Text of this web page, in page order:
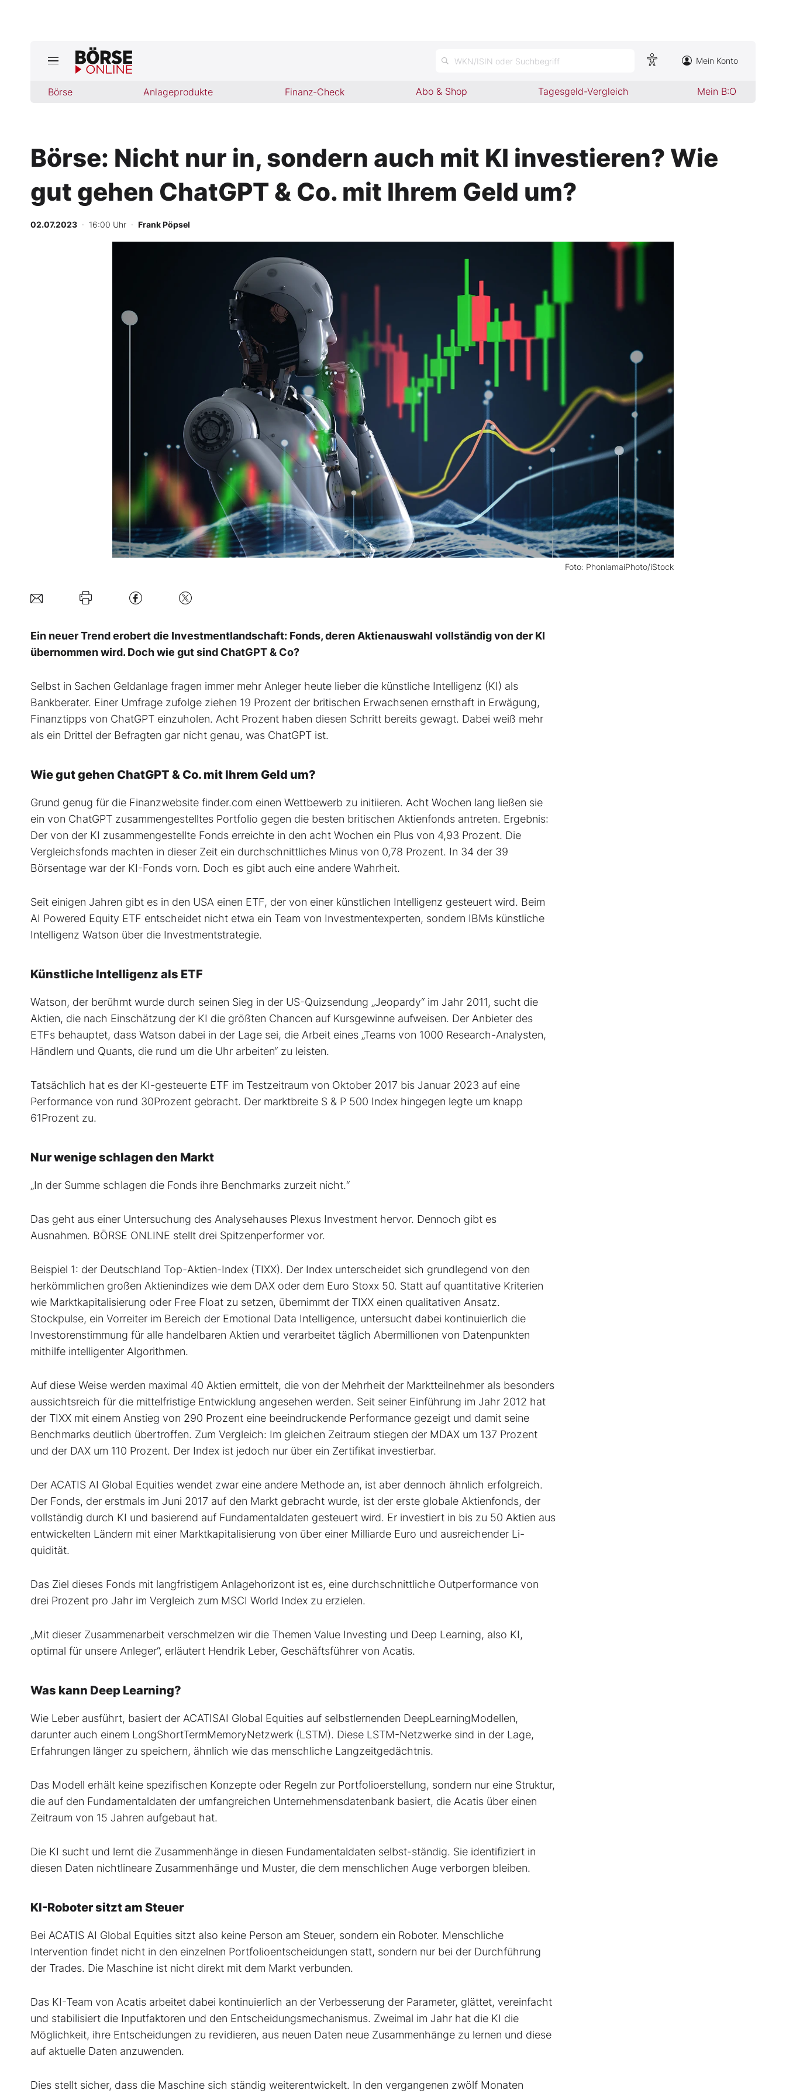
WKN/ISIN oder Suchbegriff Mein Konto
Börse Anlageprodukte Finanz-Check Abo & Shop Tagesgeld-Vergleich Mein B:O
Jetzt aktuelle Ausgabe BÖRSE ONLINE lesen
Anlageprodukte
Finanz-Check
Mein B:O
Börse: Nicht nur in, sondern auch mit KI investieren? Wie
gut gehen ChatGPT & Co. mit Ihrem Geld um?
02.07.2023 · 16:00 Uhr · Frank Pöpsel
Foto: PhonlamaiPhoto/iStock
Ein neuer Trend erobert die Investmentlandschaft: Fonds, deren Aktienauswahl vollständig von der KI
übernommen wird. Doch wie gut sind ChatGPT & Co?
Selbst in Sachen Geldanlage fragen immer mehr Anleger heute lieber die künstliche Intelligenz (KI) als
Bankberater. Einer Umfrage zufolge ziehen 19 Prozent der britischen Erwachsenen ernsthaft in Erwägung,
Finanztipps von ChatGPT einzuholen. Acht Prozent haben diesen Schritt bereits gewagt. Dabei weiß mehr
als ein Drittel der Befragten gar nicht genau, was ChatGPT ist.
Wie gut gehen ChatGPT & Co. mit Ihrem Geld um?
Grund genug für die Finanzwebsite finder.com einen Wettbewerb zu initiieren. Acht Wochen lang ließen sie
ein von ChatGPT zusammengestelltes Portfolio gegen die besten britischen Aktienfonds antreten. Ergebnis:
Der von der KI zusammengestellte Fonds erreichte in den acht Wochen ein Plus von 4,93 Prozent. Die
Vergleichsfonds machten in dieser Zeit ein durchschnittliches Minus von 0,78 Prozent. In 34 der 39
Börsentage war der KI-Fonds vorn. Doch es gibt auch eine andere Wahrheit.
Seit einigen Jahren gibt es in den USA einen ETF, der von einer künstlichen Intelligenz gesteuert wird. Beim
AI Powered Equity ETF entscheidet nicht etwa ein Team von Investmentexperten, sondern IBMs künstliche
Intelligenz Watson über die Investmentstrategie.
Künstliche Intelligenz als ETF
Watson, der berühmt wurde durch seinen Sieg in der US-Quizsendung „Jeopardy“ im Jahr 2011, sucht die
Aktien, die nach Einschätzung der KI die größten Chancen auf Kursgewinne aufweisen. Der Anbieter des
ETFs behauptet, dass Watson dabei in der Lage sei, die Arbeit eines „Teams von 1000 Research-Analysten,
Händlern und Quants, die rund um die Uhr arbeiten“ zu leisten.
Tatsächlich hat es der KI-gesteuerte ETF im Testzeitraum von Oktober 2017 bis Januar 2023 auf eine
Performance von rund 30Prozent gebracht. Der marktbreite S & P 500 Index hingegen legte um knapp
61Prozent zu.
Nur wenige schlagen den Markt
„In der Summe schlagen die Fonds ihre Benchmarks zurzeit nicht.“
Das geht aus einer Untersuchung des Analysehauses Plexus Investment hervor. Dennoch gibt es
Ausnahmen. BÖRSE ONLINE stellt drei Spitzenperformer vor.
Beispiel 1: der Deutschland Top-Aktien-Index (TIXX). Der Index unterscheidet sich grundlegend von den
herkömmlichen großen Aktienindizes wie dem DAX oder dem Euro Stoxx 50. Statt auf quantitative Kriterien
wie Marktkapitalisierung oder Free Float zu setzen, übernimmt der TIXX einen qualitativen Ansatz.
Stockpulse, ein Vorreiter im Bereich der Emotional Data Intelligence, untersucht dabei kontinuier­lich die
Investorenstimmung für alle han­delbaren Aktien und verarbeitet täglich Abermillionen von Datenpunkten
mithilfe intelligenter Algorithmen.
Auf diese Weise werden maximal 40 Aktien ermittelt, die von der Mehrheit der Marktteilnehmer als besonders
aussichtsreich für die mittel­fristige Entwicklung angesehen werden. Seit seiner Einführung im Jahr 2012 hat
der TIXX mit einem Anstieg von 290 Pro­zent eine beeindruckende Performance gezeigt und damit seine
Benchmarks deutlich übertroffen. Zum Vergleich: Im gleichen Zeitraum stiegen der MDAX um 137 Prozent
und der DAX um 110 Prozent. Der Index ist jedoch nur über ein Zertifi­kat investierbar.
Der ACATIS AI Global Equities wendet zwar eine andere Methode an, ist aber dennoch ähnlich erfolgreich.
Der Fonds, der erstmals im Juni 2017 auf den Markt gebracht wurde, ist der erste globale Ak­tienfonds, der
vollständig durch KI und basierend auf Fundamentaldaten ge­steuert wird. Er investiert in bis zu 50 Aktien aus
entwickelten Ländern mit ei­ner Marktkapitalisierung von über einer Milliarde Euro und ausreichender Li­
quidität.
Das Ziel dieses Fonds mit lang­fristigem Anlagehorizont ist es, eine durchschnittliche Outperformance von
drei Prozent pro Jahr im Vergleich zum MSCI World Index zu erzielen.
„Mit die­ser Zusammenarbeit verschmelzen wir die Themen Value Investing und Deep Learning, also KI,
optimal für unsere Anleger“, erläutert Hendrik Leber, Ge­schäftsführer von Acatis.
Was kann Deep Learning?
Wie Leber ausführt, basiert der ACATISAI Global Equities auf selbstlernenden Deep­Learning­Modellen,
darunter auch einem Long­Short­Term­Memory­Netz­werk (LSTM). Diese LSTM-Netzwerke sind in der Lage,
Erfahrungen länger zu speichern, ähnlich wie das menschliche Langzeitgedächtnis.
Das Modell erhält keine spezifischen Konzepte oder Regeln zur Portfolioerstellung, sondern nur eine Struktur,
die auf den Fundamentaldaten der umfangreichen Unternehmensdatenbank basiert, die Acatis über einen
Zeitraum von 15 Jahren aufgebaut hat.
Die KI sucht und lernt die Zusammenhänge in diesen Fundamentaldaten selbst-ständig. Sie identifiziert in
diesen Daten nichtlineare Zusammenhänge und Muster, die dem menschlichen Auge verborgen bleiben.
KI-Roboter sitzt am Steuer
Bei ACATIS AI Global Equities sitzt also keine Person am Steuer, sondern ein Roboter. Menschliche
Intervention findet nicht in den einzelnen Portfolioentscheidungen statt, sondern nur bei der Durchführung
der Trades. Die Maschine ist nicht direkt mit dem Markt verbunden.
Das KI-Team von Acatis arbeitet dabei kontinuierlich an der Verbesserung der Parameter, glättet, vereinfacht
und stabilisiert die Inputfaktoren und den Entscheidungsmechanismus. Zweimal im Jahr hat die KI die
Möglichkeit, ihre Entscheidungen zu revidieren, aus neuen Daten neue Zusammenhänge zu lernen und diese
auf aktuelle Daten anzuwenden.
Dies stellt sicher, dass die Maschine sich ständig weiterentwickelt. In den vergangenen zwölf Monaten